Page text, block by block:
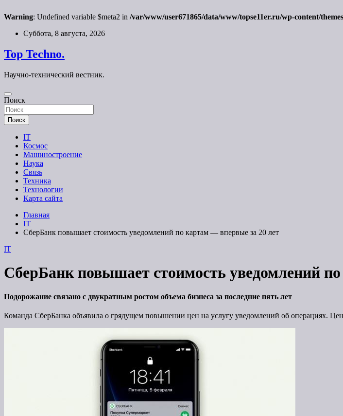
Warning: Undefined variable $meta2 in /var/www/user671865/data/www/topse11er.ru/wp-content/
Перейти
содержимому
Суббота, 8 августа, 2026
Top Techno.
Научно-технический вестник.
Поиск
Поиск
IT
Космос
Машиностроение
Наука
Связь
Техника
Технологии
Карта сайта
Главная
IT
СберБанк повышает стоимость уведомлений по картам — впервые за 20 лет
IT
СберБанк повышает стоимость уведомлений
Подорожание связано с двукратным ростом объема бизнеса за последние пять лет
Команда СберБанка объявила о грядущем повышении цен на услугу уведомлений об операциях.